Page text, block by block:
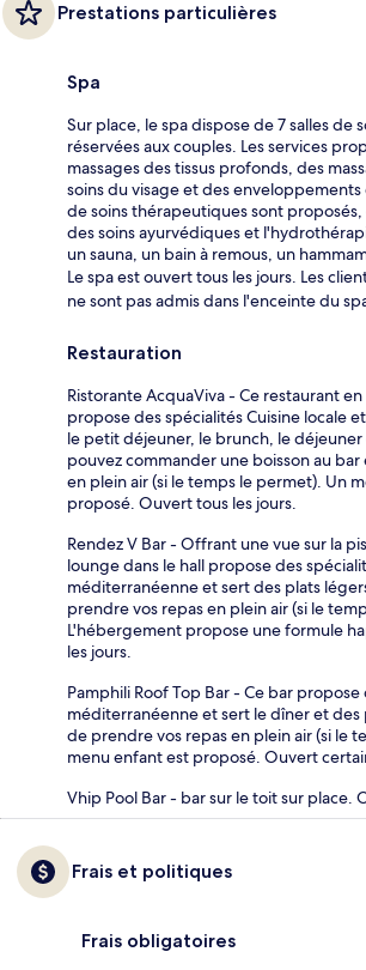
Prestations particulières
Spa
Sur place, le spa dispose de 7 salles de
réservées aux couples. Les services
massages des tissus profonds, des
soins du visage et des
de soins thérapeutiques sont
des soins ayurvédiques et
un sauna, un bain à remous, un
Le spa est ouvert tous les jours. Les
ne sont pas admis dans l'enceinte du
Restauration
Ristorante AcquaViva - Ce restaurant
propose des spécialités Cuisine locale
le petit déjeuner, le brunch, le déjeuner
pouvez commander une boisson au
en plein air (si le temps le permet). Un
proposé. Ouvert tous les jours.
Rendez V Bar - Offrant une vue sur la
lounge dans le hall propose des
méditerranéenne et sert des plats
prendre vos repas en plein air (si le
L'hébergement propose une formule
les jours.
Pamphili Roof Top Bar - Ce bar
méditerranéenne et sert le dîner et des
de prendre vos repas en plein air (si le
menu enfant est proposé. Ouvert
Vhip Pool Bar - bar sur le toit sur place.
Frais et politiques
Frais obligatoires